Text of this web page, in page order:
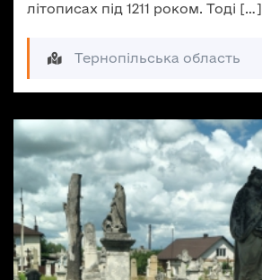
літописах під 1211 роком. Тоді […]
Тернопільська область